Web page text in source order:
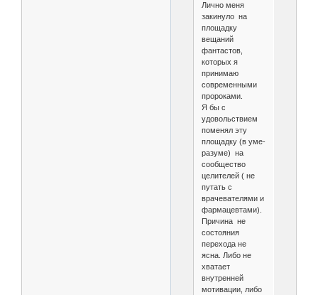
Лично меня
закинуло на
площадку
вещаний
фантастов,
которых я
принимаю
современными
пророками.
Я бы с
удовольствием
поменял эту
площадку (в уме-
разуме) на
сообщество
целителей ( не
путать с
врачевателями и
фармацевтами).
Причина не
состояния
перехода не
ясна. Либо не
хватает
внутренней
мотивации, либо